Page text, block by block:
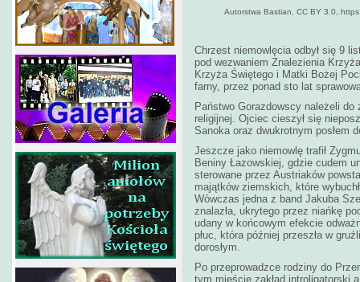
Autorstwa Bastian, CC BY 3.0,
Chrzest niemowlęcia odbył się 9
pod wezwaniem Znalezienia
Krzyża Świętego i Matki Bożej
farny, przez ponad sto lat
Państwo Gorazdowscy należeli do
religijnej. Ojciec cieszył się
Sanoka oraz dwukrotnym posłem
Jeszcze jako niemowlę trafił
Beniny Łazowskiej, gdzie cudem
sterowane przez Austriaków
majątków ziemskich, które
Wówczas jedna z band Jakuba
znalazła, ukrytego przez niańkę
udany w końcowym efekcie
płuc, która później przeszła w
dorosłym.
Po przeprowadzce rodziny do
tym mieście zakład introligatorski